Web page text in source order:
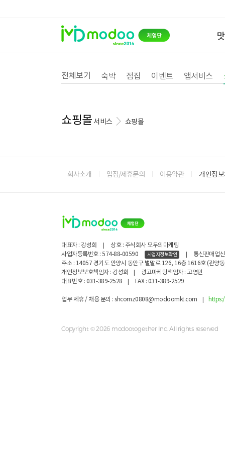
전체보기 숙박 점집 이벤트 앱서비스
쇼핑몰 서비스 쇼핑몰
회사소개 입점/제휴문의 이용약관 개인정
대표자 : 강성희
상호 : 주식회사 모두의마케팅
사업자등록번호 : 574-88-00590
사업자정보확인
통신판매업
주소 : 14057 경기도 안양시 동안구 벌말로 126, 16층 1616호 (관양
개인정보보호책임자 : 강성희
광고마케팅책임자 : 고영민
대표번호 : 031-389-2528
FAX : 031-389-2529
업무 제휴 / 채용 문의 : shcomz0808@modoomkt.com
Copyright © 2026 modootogether Inc. All rights reserved